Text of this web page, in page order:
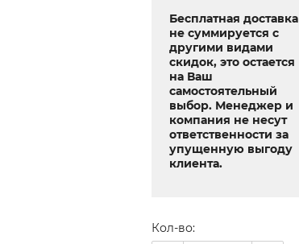
Бесплатная доставка
не суммируется с
другими видами
скидок, это остается
на Ваш
самостоятельный
выбор. Менеджер и
компания не несут
ответственности за
упущенную выгоду
клиента.
Кол-во: